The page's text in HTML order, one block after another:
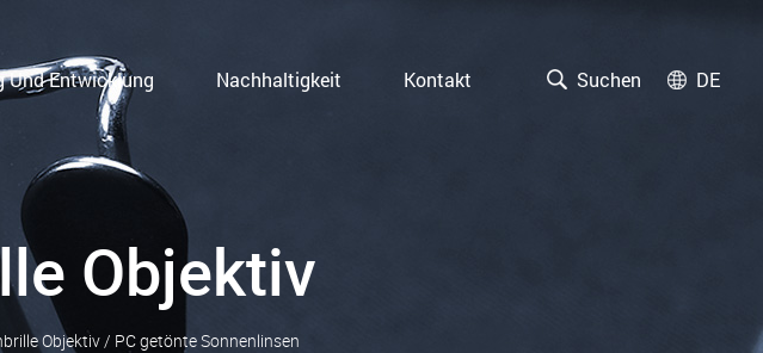
Und Entwicklung Nachhaltigkeit Kontakt Suchen DE
Objektiv
Objektiv/ PC getönte Sonnenlinsen